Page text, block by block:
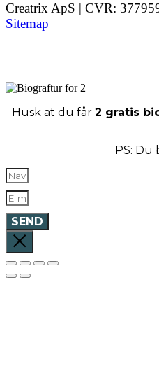
Creatrix ApS | CVR:
Sitemap
Husk at du får 2 gratis
PS: Du
SEND